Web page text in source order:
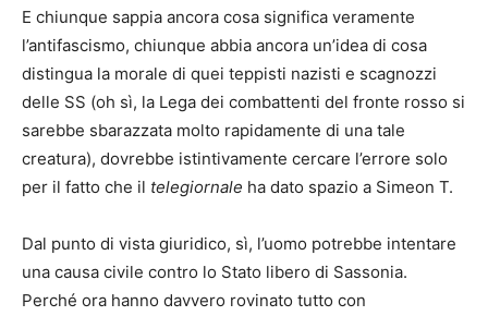
E chiunque sappia ancora cosa significa veramente
l’antifascismo, chiunque abbia ancora un’idea di cosa
distingua la morale di quei teppisti nazisti e scagnozzi
delle SS (oh sì, la Lega dei combattenti del fronte rosso si
sarebbe sbarazzata molto rapidamente di una tale
creatura), dovrebbe istintivamente cercare l’errore solo
per il fatto che il telegiornale ha dato spazio a Simeon T.
Dal punto di vista giuridico, sì, l’uomo potrebbe intentare
una causa civile contro lo Stato libero di Sassonia.
Perché ora hanno davvero rovinato tutto con